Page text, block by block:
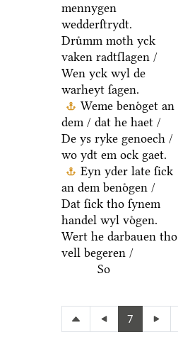
mennygen
wedderſtrydt.
Druͤmm moth yck
vaken radtſlagen /
Wen yck wyl de
warheyt ſagen.
Weme benoͤget an
dem / dat he haet /
De ys ryke genoech /
wo ydt em ock gaet.
Eyn yder late ſick
an dem benoͤgen /
Dat ſick tho ſynem
handel wyl voͤgen.
Wert he darbauen tho
vell begeren /
So
7